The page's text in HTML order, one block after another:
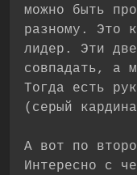
можно быть
разному. Это
лидер. Эти
совпадать, а
Тогда есть
(серый
А вот по
Интересно с